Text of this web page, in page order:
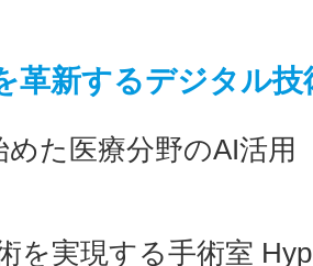
革新するデジタル
めた医療分野のAI活用
を実現する手術室